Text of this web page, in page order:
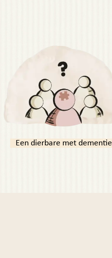
Een dierbare met dementie